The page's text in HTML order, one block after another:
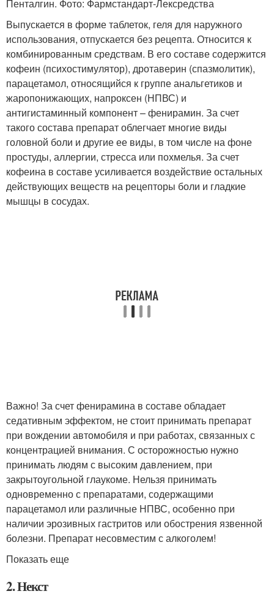
Пенталгин. Фото: Фармстандарт-Лексредства
Выпускается в форме таблеток, геля для наружного
использования, отпускается без рецепта. Относится к
комбинированным средствам. В его составе содержится
кофеин (психостимулятор), дротаверин (спазмолитик),
парацетамол, относящийся к группе анальгетиков и
жаропонижающих, напроксен (НПВС) и
антигистаминный компонент – фенирамин. За счет
такого состава препарат облегчает многие виды
головной боли и другие ее виды, в том числе на фоне
простуды, аллергии, стресса или похмелья. За счет
кофеина в составе усиливается воздействие остальных
действующих веществ на рецепторы боли и гладкие
мышцы в сосудах.
Важно! За счет фенирамина в составе обладает
седативным эффектом, не стоит принимать препарат
при вождении автомобиля и при работах, связанных с
концентрацией внимания. С осторожностью нужно
принимать людям с высоким давлением, при
закрытоугольной глаукоме. Нельзя принимать
одновременно с препаратами, содержащими
парацетамол или различные НПВС, особенно при
наличии эрозивных гастритов или обострения язвенной
болезни. Препарат несовместим с алкоголем!
Показать еще
2. Некст